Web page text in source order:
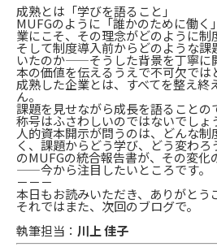
成熟とは「学びを語ること」
MUFGのように「誰かのために働く
業にこそ、その理念がどのように制
そして制度導入前からどのような
いたのか——そうした背景を丁寧に
本の価値を伝えるうえで不可欠では
成熟した企業とは、すべてを整え終
ん。
課題を見せながら成長を語ることの
称号はふさわしいのではないでしょ
人的資本開示が問うのは、どんな
く、課題からどう学び、どう変わ
のMUFGの統合報告書が、その変化
——今から注目したいところです。
－－－
本日もお読みいただき、ありがとう
それではまた、次回のブログで。
執筆担当： 川上 佳子